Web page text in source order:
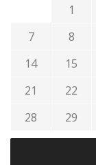
1
7
8
14
15
21
22
28
29